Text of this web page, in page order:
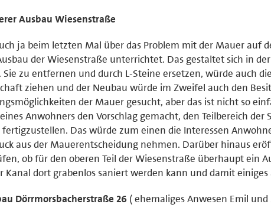
Ausbau Wiesenstraße
ja beim letzten Mal über das Problem mit der Mauer auf
der Wiesenstraße unterrichtet. Das gestaltet sich in
Sie zu entfernen und durch L-Steine ersetzen, würde auch
ziehen und der Neubau würde im Zweifel auch den
der Mauer gesucht, aber das ist nicht so
Anwohners den Vorschlag gemacht, den Teilbereich der
Das würde zum einen die Interessen
aus der Mauerentscheidung nehmen. Darüber hinaus
ob für den oberen Teil der Wiesenstraße überhaupt ein
Kanal dort grabenlos saniert werden kann und damit
Dörrmorsbacherstraße 26 ( ehemaliges Anwesen Emil